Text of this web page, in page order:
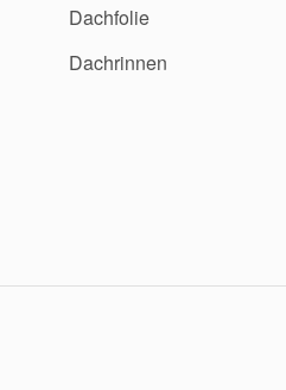
Dachfolie
Dachrinnen